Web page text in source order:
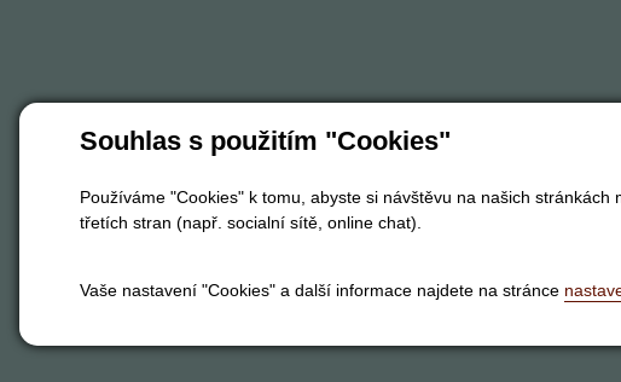
Souhlas s použitím "Cookies"
Používáme "Cookies" k tomu, abyste si návštěvu na našich
třetích stran (např. socialní sítě, online chat).
Vaše nastavení "Cookies" a další informace najdete na stránce